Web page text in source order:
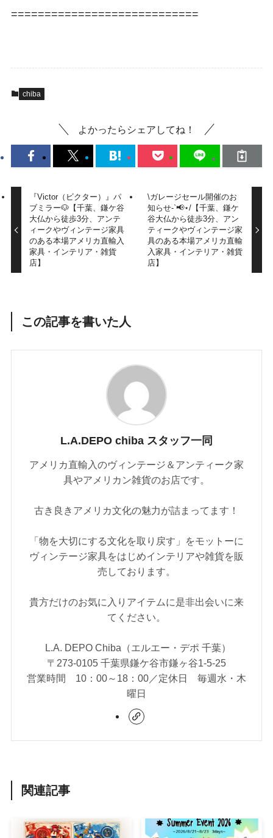
============================
chiba
よかったらシェアしてね！
『Victor（ビクター）』パ
ブミラー🐶【千葉、鎌ケ谷
大仏から徒歩3分、アンテ
ィークやヴィンテージ家具
のある本場アメリカ直輸入
家具・インテリア・雑貨
店】
\ガレージセール開催のお
知らせ-`📢⋆/【千葉、鎌ケ
谷大仏から徒歩3分、アン
ティークやヴィンテージ家
具のある本場アメリカ直輸
入家具・インテリア・雑貨
店】
この記事を書いた人
L.A.DEPO chiba スタッフ一同
アメリカ直輸入のヴィンテージ＆アンティーク家
具やアメリカン雑貨のお店です。
古き良きアメリカ文化の魅力が詰まってます！
「物を大切にする文化を取り戻す」をモットーに
ヴィンテージ家具をはじめインテリアや雑貨を販
売しております。
貴方だけのお気に入りアイテムに是非出会いに来
てください。
L.A. DEPO Chiba（エルエー・デポ 千葉）
〒273-0105 千葉県鎌ケ谷市鎌ヶ谷1-5-25
営業時間 10：00～18：00／定休日 毎週水・木
曜日
関連記事